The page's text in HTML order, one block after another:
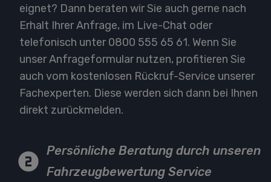
eignet? Dann beraten wir Sie auch gerne nach
Erhalt Ihrer Anfrage, im Live-Chat oder
telefonisch unter0800 555 65 61. Wenn Sie
unser Anfrageformular nutzen, profitieren Sie
auch vom kostenlosen Rückruf-Service unserer
Fachexperten. Diese werden sich dann bei Ihnen
direkt zurückmelden.
Persönliche Beratung durch unseren
Fahrzeugbewertung Service